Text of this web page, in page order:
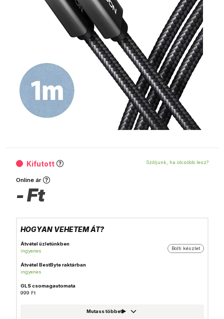
Kifutott Szóljunk, ha olcsóbb lesz?
Online ár
-Ft
HOGYAN VEHETEM ÁT?
Átvétel üzletünkben
ingyenes
Bolti készlet
Átvétel BestByte raktárban
ingyenes
GLS csomagautomata
999 Ft